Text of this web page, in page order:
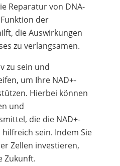
Reparatur von DNA-
der
die Auswirkungen
zu verlangsamen.
zu sein und
um Ihre NAD+-
Hierbei können
und
die die NAD+-
sein. Indem Sie
Zellen investieren,
Zukunft.